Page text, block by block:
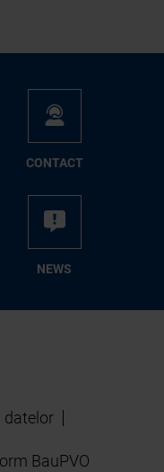
CON­TA­CT
NEWS
datelor
BauPVO